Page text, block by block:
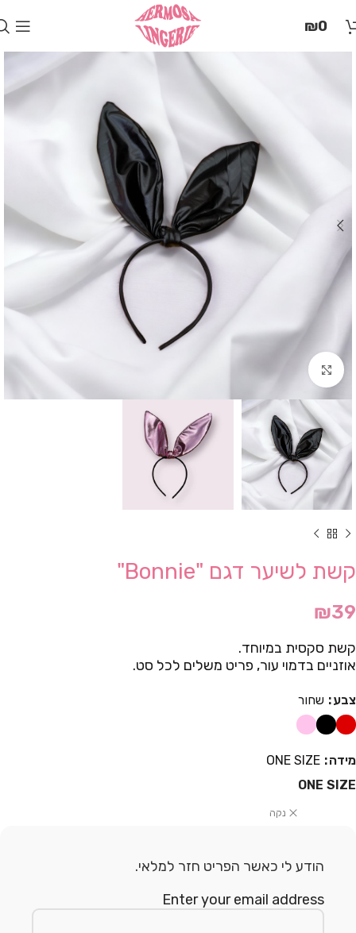
זֶה
תַּפְרִיט
הֵנְּגִישׁוּת
לְחַץ
ALT+0
₪0
Click to enlarge
קשת לשיער דגם "Bonnie"
₪39
קשת סקסית במיוחד.
אוזניים בדמוי עור, פריט משלים לכל סט.
צבע שחור
מידה
ONE SIZE
ONE SIZE
נקה
הודע לי כאשר הפריט חזר למלאי.
Enter your email address